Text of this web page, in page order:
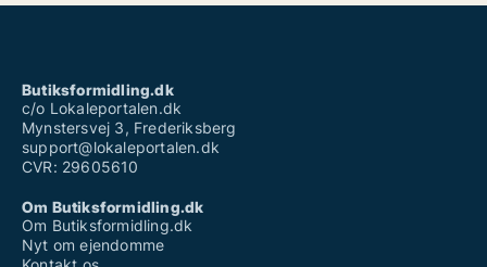
Butiksformidling.dk
c/o Lokaleportalen.dk
Mynstersvej 3, Frederiksberg
support@lokaleportalen.dk
CVR: 29605610
Om Butiksformidling.dk
Om Butiksformidling.dk
Nyt om ejendomme